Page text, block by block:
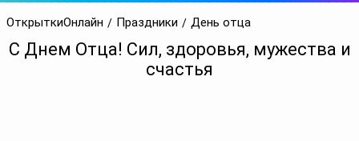
ОткрыткиОнлайн Праздники День отца
С Днем Отца! Сил, здоровья, мужества и
счастья